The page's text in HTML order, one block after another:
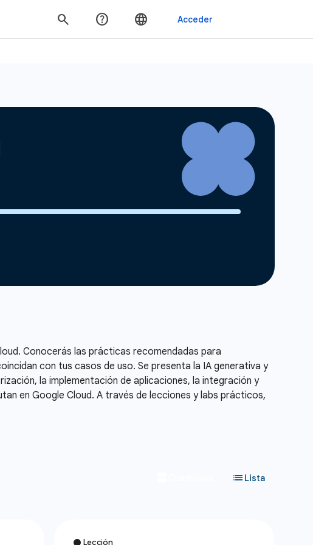
Conocerás las prácticas recomendadas para
con tus casos de uso. Se presenta la IA generativa y
la implementación de aplicaciones, la integración y
en Google Cloud. A través de lecciones y labs prácticos,